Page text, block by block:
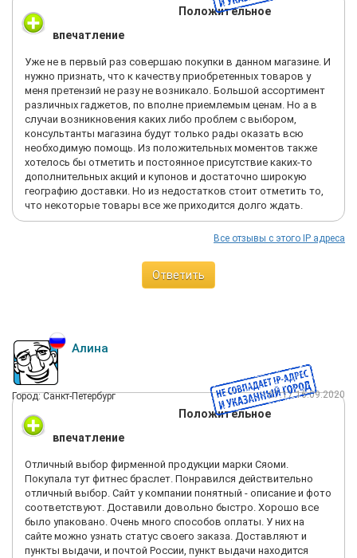
Положительное
впечатление
Уже не в первый раз совершаю покупки в данном магазине. И
нужно признать, что к качеству приобретенных товаров у
меня претензий не разу не возникало. Большой ассортимент
различных гаджетов, по вполне приемлемым ценам. Но а в
случаи возникновения каких либо проблем с выбором,
консультанты магазина будут только рады оказать всю
необходимую помощь. Из положительных моментов также
хотелось бы отметить и постоянное присутствие каких-то
дополнительных акций и купонов и достаточно широкую
географию доставки. Но из недостатков стоит отметить то,
что некоторые товары все же приходится долго ждать.
Все отзывы с этого IP адреса
Ответить
Алина
Город: Санкт-Петербург 07:17 16.09.2020
Положительное
впечатление
Отличный выбор фирменной продукции марки Сяоми.
Покупала тут фитнес браслет. Понравился действительно
отличный выбор. Сайт у компании понятный - описание и фото
соответствуют. Доставили довольно быстро. Хорошо все
было упаковано. Очень много способов оплаты. У них на
сайте можно узнать статус своего заказа. Доставляют и
пункты выдачи, и почтой России, пункт выдачи находится